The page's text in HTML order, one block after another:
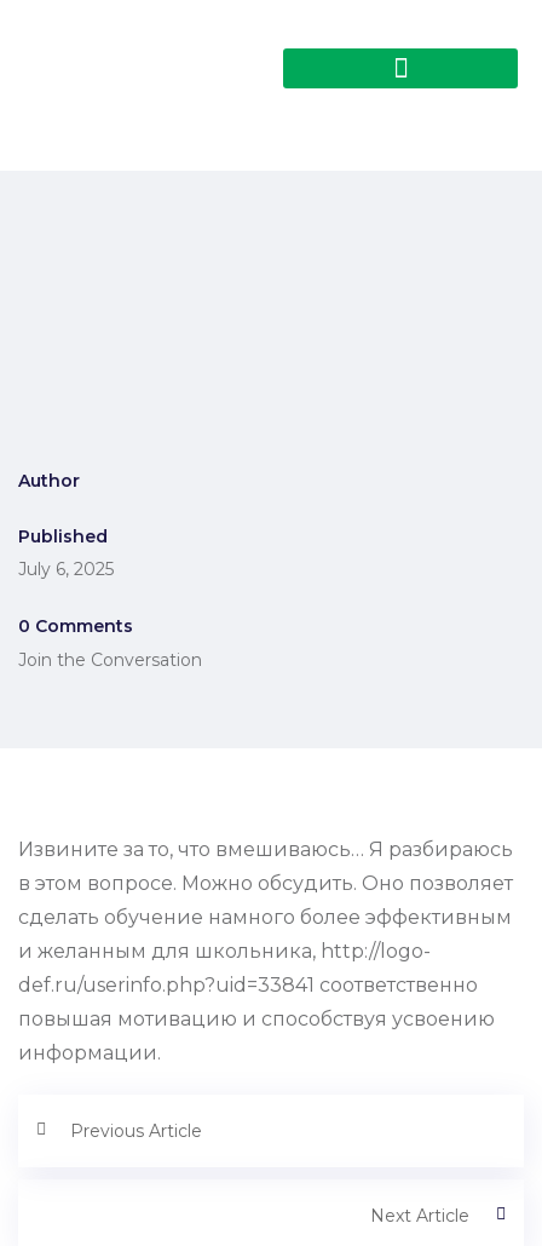
Author
Published
July 6, 2025
0 Comments
Join the Conversation
Извините за то, что вмешиваюсь… Я разбираюсь
в этом вопросе. Можно обсудить. Оно позволяет
сделать обучение намного более эффективным
и желанным для школьника, http://logo-
def.ru/userinfo.php?uid=33841 соответственно
повышая мотивацию и способствуя усвоению
информации.
Previous Article
Next Article